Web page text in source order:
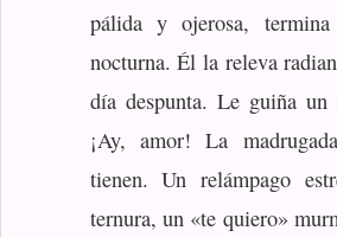
pálida y ojerosa,
nocturna. Él la releva
día despunta. Le guiña un
¡Ay, amor! La
tienen. Un relámpago
ternura, un «te quiero»